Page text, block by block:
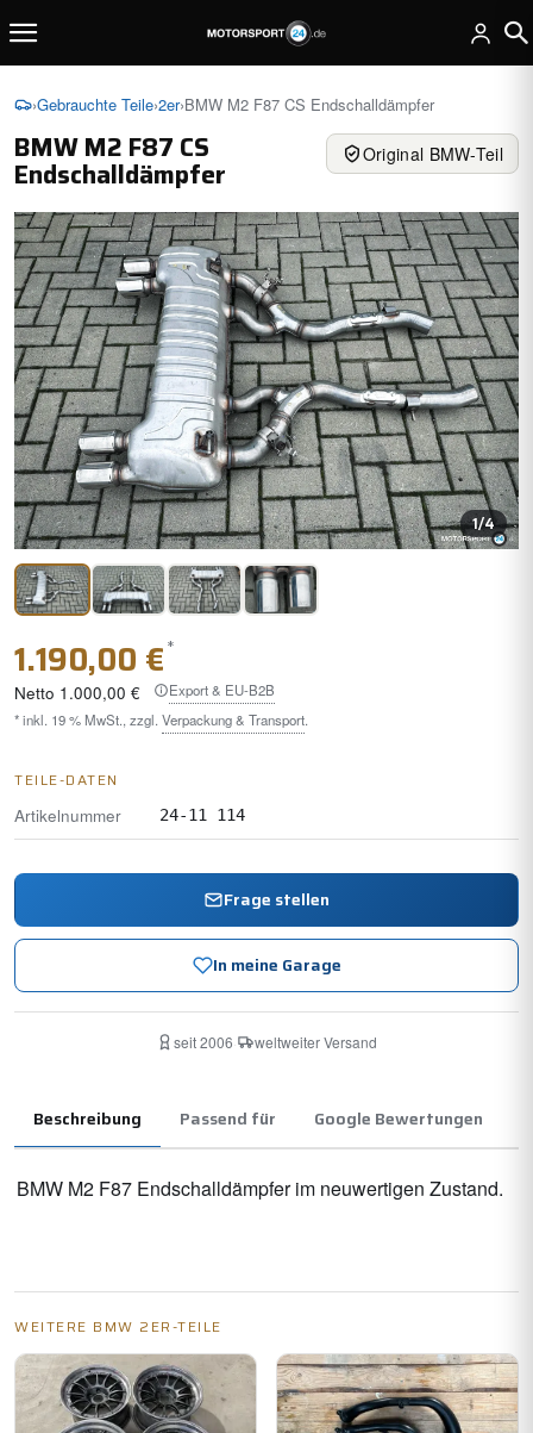
›Gebrauchte Teile›2er›BMW M2 F87 CS Endschalldämpfer
BMW M2 F87 CS
Endschalldämpfer
Original BMW-Teil
1/4
1.190,00 €*
Netto 1.000,00 €
Export & EU-B2B
* inkl. 19 % MwSt., zzgl. Verpackung & Transport.
TEILE-DATEN
Artikelnummer
24-11 114
Frage stellen
In meine Garage
seit 2006· weltweiter Versand
Beschreibung Passend für Google Bewertungen
BMW M2 F87 Endschalldämpfer im neuwertigen Zustand.
WEITERE BMW 2ER-TEILE